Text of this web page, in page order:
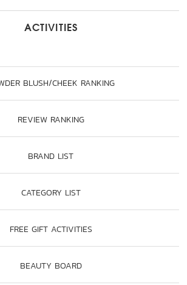
ACTIVITIES
BLUSH/CHEEK RANKING
REVIEW RANKING
BRAND LIST
CATEGORY LIST
FREE GIFT ACTIVITIES
BEAUTY BOARD